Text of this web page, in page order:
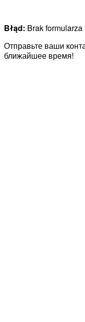
Błąd: Brak
Отправьте ваши
ближайшее время!